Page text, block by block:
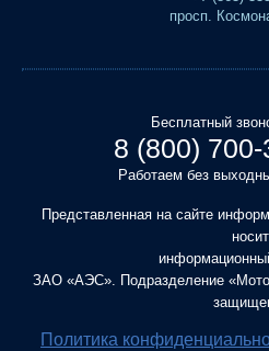
просп.
Бесплатный
8 (800) 700-
Работаем без
Представленная на сайте
носит
ЗАО «АЭС». Подразделение
Политика